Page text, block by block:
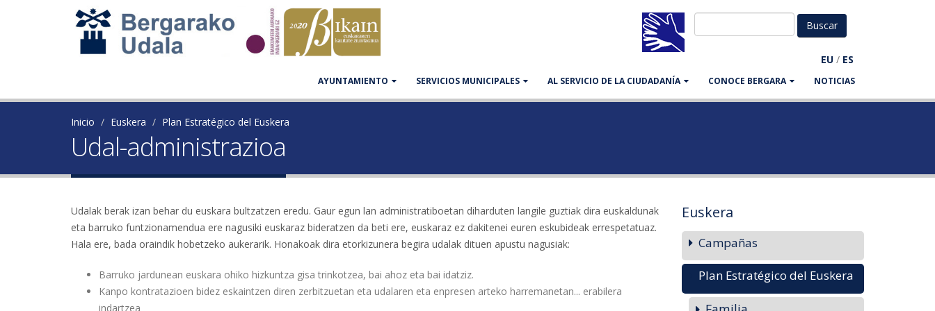
EU / ES
AYUNTAMIENTO SERVICIOS MUNICIPALES AL SERVICIO DE LA CIUDADANÍA CONOCE BERGARA NOTICIAS
Inicio Euskera Plan Estratégico del Euskera
Udal-administrazioa
Udalak berak izan behar du euskara bultzatzen eredu. Gaur egun lan administratiboetan diharduten langile guztiak dira euskaldunak
eta barruko funtzionamendua ere nagusiki euskaraz bideratzen da beti ere, euskaraz ez dakitenei euren eskubideak errespetatuaz.
Hala ere, bada oraindik hobetzeko aukerarik. Honakoak dira etorkizunera begira udalak dituen apustu nagusiak:
Barruko jardunean euskara ohiko hizkuntza gisa trinkotzea, bai ahoz eta bai idatziz.
Kanpo kontratazioen bidez eskaintzen diren zerbitzuetan eta udalaren eta enpresen arteko harremanetan... erabilera
indartzea
Euskera
Campañas
Plan Estratégico del Euskera